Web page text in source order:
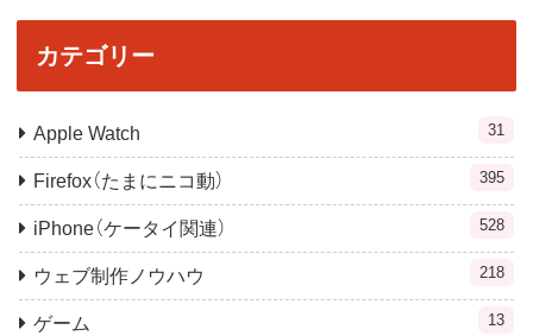
カテゴリー
Apple Watch 31
Firefox（たまにニコ動） 395
iPhone（ケータイ関連） 528
ウェブ制作ノウハウ 218
ゲーム 13